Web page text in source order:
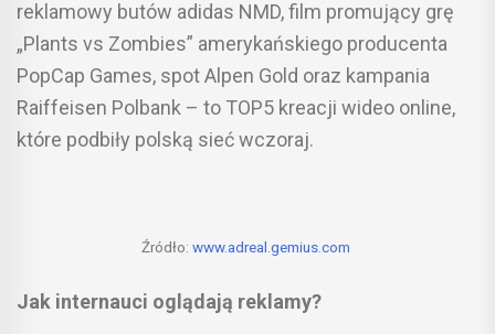
reklamowy butów adidas NMD, film promujący grę
„Plants vs Zombies” amerykańskiego producenta
PopCap Games, spot Alpen Gold oraz kampania
Raiffeisen Polbank – to TOP5 kreacji wideo online,
które podbiły polską sieć wczoraj.
Źródło: www.adreal.gemius.com
Jak internauci oglądają reklamy?